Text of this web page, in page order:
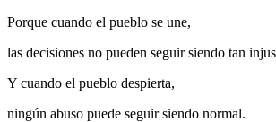
Porque cuando el pueblo se une,
las decisiones no pueden seguir siendo tan
Y cuando el pueblo despierta,
ningún abuso puede seguir siendo normal.